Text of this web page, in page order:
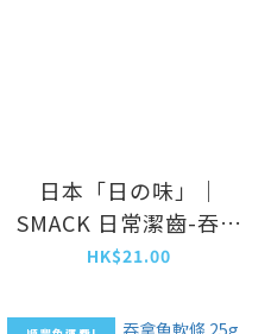
日本「日の味」｜
SMACK 日常潔齒-吞拿
魚味貓小食 30g
HK$21.00